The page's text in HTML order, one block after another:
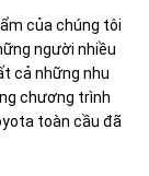
của chúng tôi
người nhiều
cả những nhu
chương trình
toàn cầu đã